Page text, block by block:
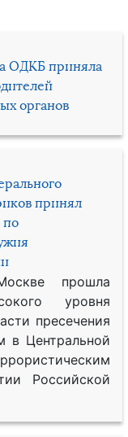
ОДКБ приняла
органов
принял
по
прошла
уровня
пресечения
в Центральной
Российской